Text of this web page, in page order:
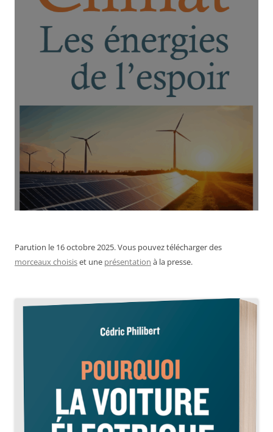
Parution le 16 octobre 2025. Vous pouvez télécharger des
morceaux choisiset une présentation à la presse.